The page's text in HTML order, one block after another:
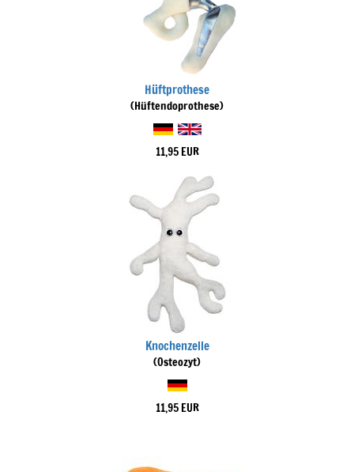
Hüftprothese
(Hüftendoprothese)
11,95 EUR
Knochenzelle
(Osteozyt)
11,95 EUR